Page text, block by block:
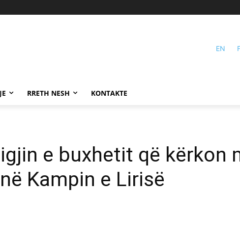
EN
RRETH NESH KONTAKTE
e buxhetit që kërkon
Kampin e Lirisë